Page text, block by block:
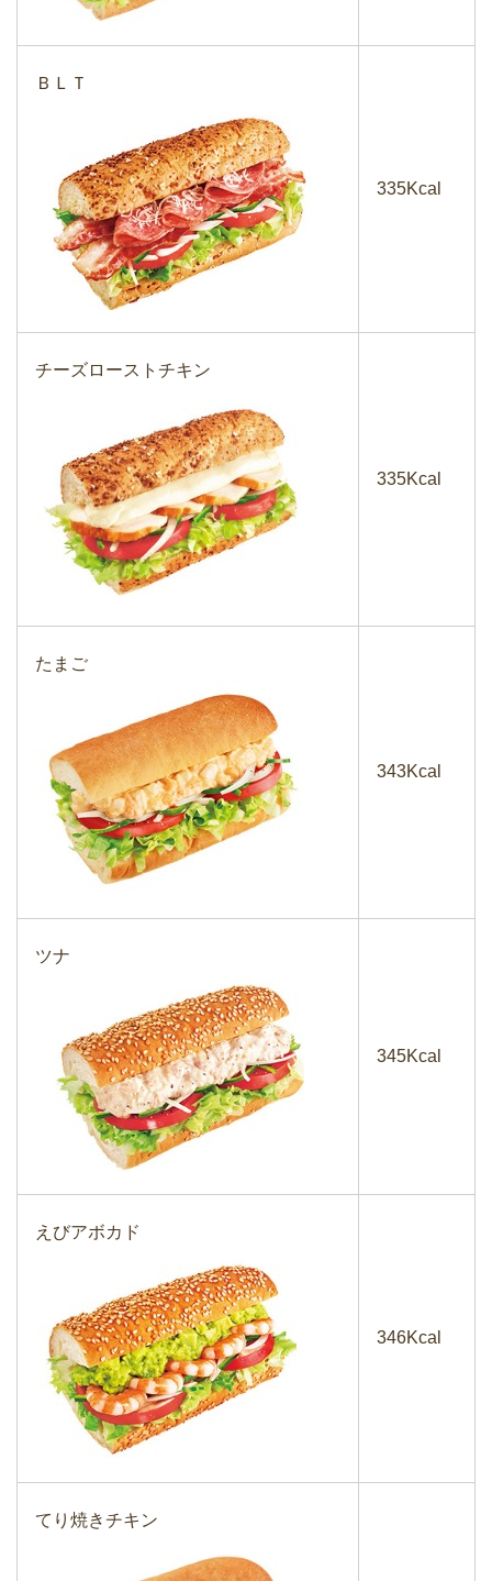
ＢＬＴ
335Kcal
チーズローストチキン
335Kcal
たまご
343Kcal
ツナ
345Kcal
えびアボカド
346Kcal
てり焼きチキン